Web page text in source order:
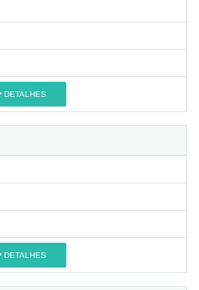
DETALHES
DETALHES